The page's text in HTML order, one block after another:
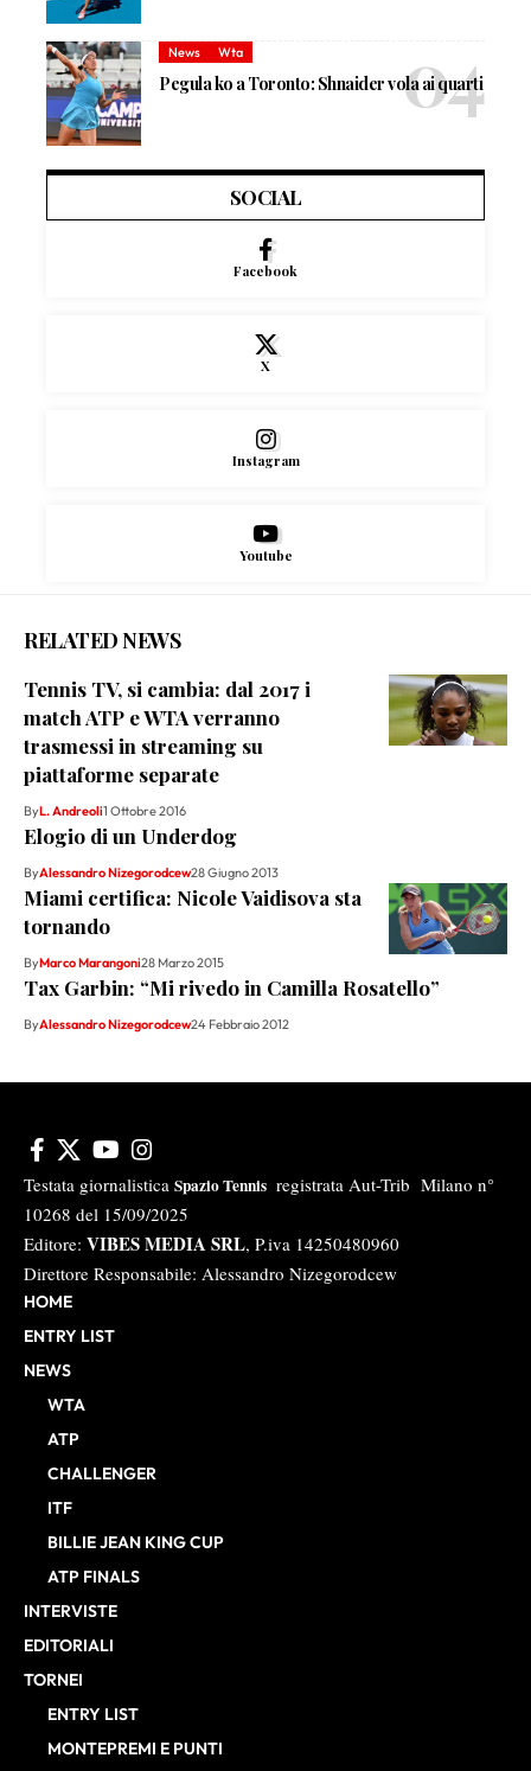
News Wta
Pegula ko a Toronto: Shnaider vola ai quarti
SOCIAL
Facebook
X
Instagram
Youtube
RELATED NEWS
Tennis TV, si cambia: dal 2017 i
match ATP e WTA verranno
trasmessi in streaming su
piattaforme separate
ByL. Andreoli1 Ottobre 2016
Elogio di un Underdog
ByAlessandro Nizegorodcew28 Giugno 2013
Miami certifica: Nicole Vaidisova sta
tornando
ByMarco Marangoni28 Marzo 2015
Tax Garbin: “Mi rivedo in Camilla Rosatello”
ByAlessandro Nizegorodcew24 Febbraio 2012
Testata giornalistica Spazio Tennis registrata Aut-Trib Milano n°
10268 del 15/09/2025
Editore: VIBES MEDIA SRL, P.iva 14250480960
Direttore Responsabile: Alessandro Nizegorodcew
HOME
ENTRY LIST
NEWS
WTA
ATP
CHALLENGER
ITF
BILLIE JEAN KING CUP
ATP FINALS
INTERVISTE
EDITORIALI
TORNEI
ENTRY LIST
MONTEPREMI E PUNTI